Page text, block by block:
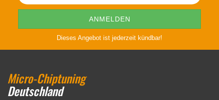
Dieses Angebot ist jederzeit kündbar!
Micro-Chiptuning
Deutschland